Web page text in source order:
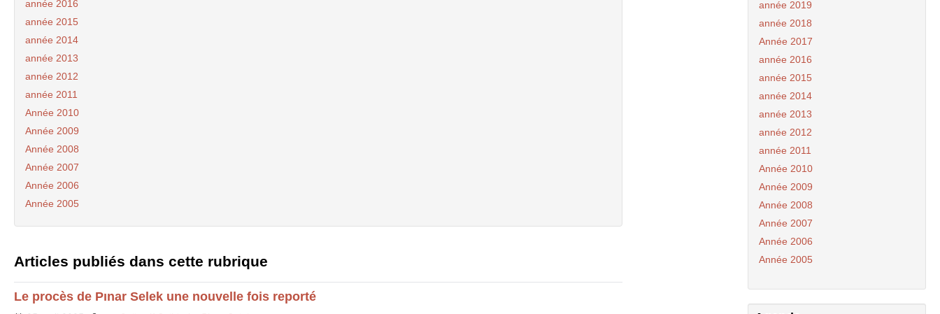
année 2016
année 2015
année 2014
année 2013
année 2012
année 2011
Année 2010
Année 2009
Année 2008
Année 2007
Année 2006
Année 2005
Articles publiés dans cette rubrique
Le procès de Pınar Selek une nouvelle fois reporté
année 2019
année 2018
Année 2017
année 2016
année 2015
année 2014
année 2013
année 2012
année 2011
Année 2010
Année 2009
Année 2008
Année 2007
Année 2006
Année 2005